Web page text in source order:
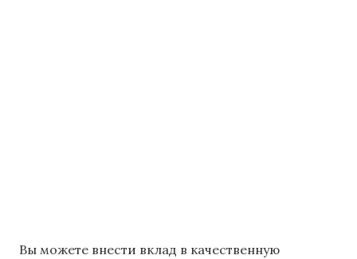
Вы можете внести вклад в качественную